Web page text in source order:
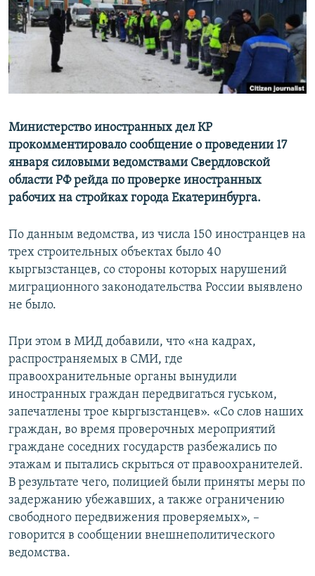
Министерство иностранных дел КР
прокомментировало сообщение о проведении 17
января силовыми ведомствами Свердловской
области РФ рейда по проверке иностранных
рабочих на стройках города Екатеринбурга.
По данным ведомства, из числа 150 иностранцев на
трех строительных объектах было 40
кыргызстанцев, со стороны которых нарушений
миграционного законодательства России выявлено
не было.
При этом в МИД добавили, что «на кадрах,
распространяемых в СМИ, где
правоохранительные органы вынудили
иностранных граждан передвигаться гуськом,
запечатлены трое кыргызстанцев». «Со слов наших
граждан, во время проверочных мероприятий
граждане соседних государств разбежались по
этажам и пытались скрыться от правоохранителей.
В результате чего, полицией были приняты меры по
задержанию убежавших, а также ограничению
свободного передвижения проверяемых», –
говорится в сообщении внешнеполитического
ведомства.